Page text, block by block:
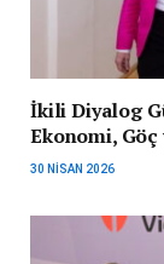
İkili Diyalog
Ekonomi,
30 NISAN 2026